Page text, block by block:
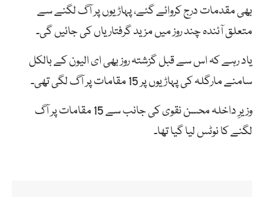
بھی مقدمات درج کروائے گئے، پہاڑیوں پر آگ لگنے سے
متعلق آئندہ چند روز میں مزید گرفتاریاں کی جائیں گی۔
یاد رہے کہ اس سے قبل گزشتہ روز بھی ای الیون کے بالکل
سامنے مارگلہ کی پہاڑیوں پر 15 مقامات پر آگ لگی تھی۔
وزیرِ داخلہ محسن نقوی کی جانب سے 15 مقامات پر آگ
لگنے کا نوٹس لیا گیا تھا۔